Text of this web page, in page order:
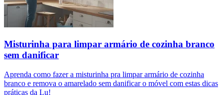
Misturinha para limpar armário de cozinha branco
sem danificar
Aprenda como fazer a misturinha pra limpar armário de cozinha
branco e remova o amarelado sem danificar o móvel com estas dicas
práticas da Lu!